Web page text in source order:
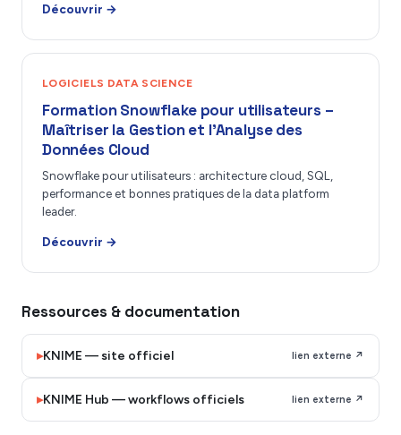
Découvrir →
LOGICIELS DATA SCIENCE
Formation Snowflake pour utilisateurs –
Maîtriser la Gestion et l’Analyse des
Données Cloud
Snowflake pour utilisateurs : architecture cloud, SQL,
performance et bonnes pratiques de la data platform
leader.
Découvrir →
Ressources & documentation
▸KNIME — site officiel lien externe ↗
▸KNIME Hub — workflows officiels lien externe ↗